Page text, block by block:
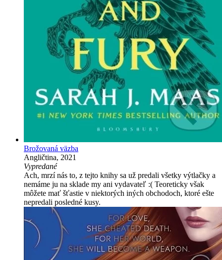
Brožovaná väzba
Angličtina, 2021
Vypredané
Ach, mrzí nás to, z tejto knihy sa už predali všetky výtlačky a
nemáme ju na sklade my ani vydavateľ :( Teoreticky však
môžete mať šťastie v niektorých iných obchodoch, ktoré ešte
nepredali posledné kusy.